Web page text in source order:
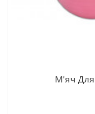
М'яч Для